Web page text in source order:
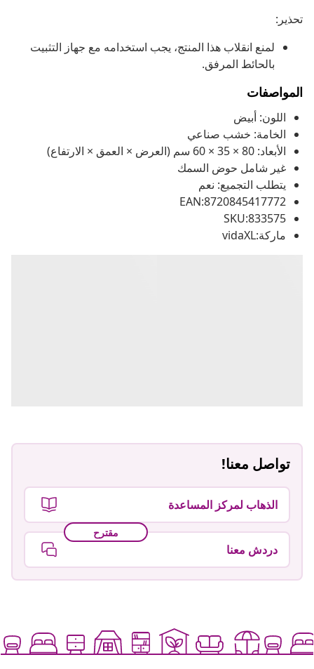
تحذير:
لمنع انقلاب هذا المنتج، يجب استخدامه مع جهاز التثبيت
بالحائط المرفق.
المواصفات
اللون: أبيض
الخامة: خشب صناعي
الأبعاد: 80 × 35 × 60 سم (العرض × العمق × الارتفاع)
غير شامل حوض السمك
يتطلب التجميع: نعم
EAN:8720845417772
SKU:833575
ماركة:vidaXL
تواصل معنا!
الذهاب لمركز المساعدة
مقترح
دردش معنا